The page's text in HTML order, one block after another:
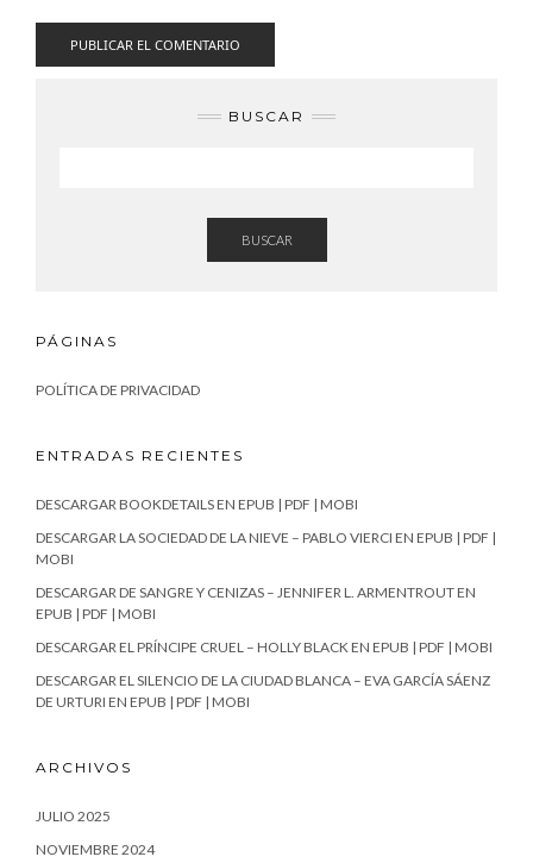
BUSCAR
BUSCAR
PÁGINAS
POLÍTICA DE PRIVACIDAD
ENTRADAS RECIENTES
DESCARGAR BOOKDETAILS EN EPUB | PDF | MOBI
DESCARGAR LA SOCIEDAD DE LA NIEVE – PABLO VIERCI EN EPUB | PDF |
MOBI
DESCARGAR DE SANGRE Y CENIZAS – JENNIFER L. ARMENTROUT EN
EPUB | PDF | MOBI
DESCARGAR EL PRÍNCIPE CRUEL – HOLLY BLACK EN EPUB | PDF | MOBI
DESCARGAR EL SILENCIO DE LA CIUDAD BLANCA – EVA GARCÍA SÁENZ
DE URTURI EN EPUB | PDF | MOBI
ARCHIVOS
JULIO 2025
NOVIEMBRE 2024